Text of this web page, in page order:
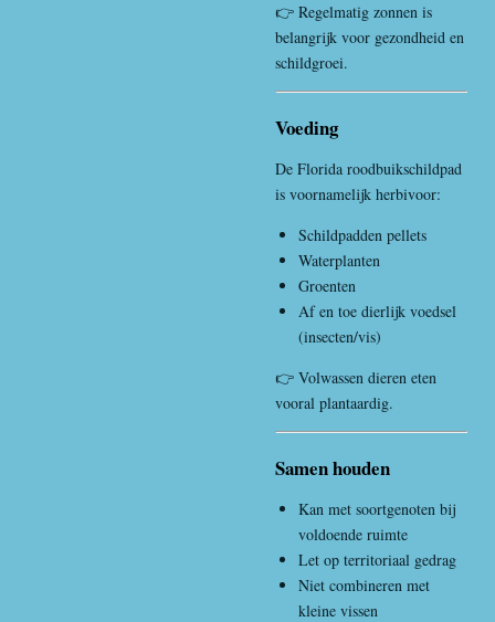
👉 Regelmatig zonnen is
belangrijk voor gezondheid en
schildgroei.
Voeding
De Florida roodbuikschildpad
is voornamelijk herbivoor:
Schildpadden pellets
Waterplanten
Groenten
Af en toe dierlijk voedsel
(insecten/vis)
👉 Volwassen dieren eten
vooral plantaardig.
Samen houden
Kan met soortgenoten bij
voldoende ruimte
Let op territoriaal gedrag
Niet combineren met
kleine vissen